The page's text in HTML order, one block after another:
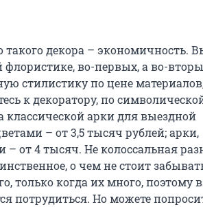
такого декора – экономичность.
во-первых, а во-
стилистику по цене
к декоратору, по
арки для выездной
– от 3,5 тысяч рублей; арки,
от 4 тысяч. Не колоссальная
о чем не стоит
только когда их много, поэтому
потрудиться. Но можете